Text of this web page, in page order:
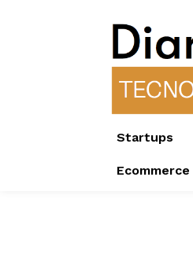
Startups
Ecommerce